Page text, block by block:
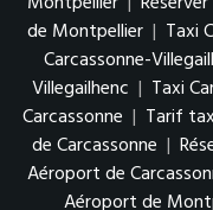
de Montpellier | Taxi
Carcassonne-
Villegailhenc | Taxi
Carcassonne | Tarif
de Carcassonne |
Aéroport de
Aéroport de